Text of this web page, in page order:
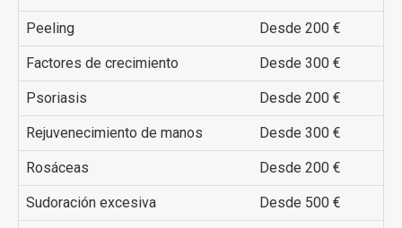
Peeling Desde 200 €
Factores de crecimiento Desde 300 €
Psoriasis Desde 200 €
Rejuvenecimiento de manos Desde 300 €
Rosáceas Desde 200 €
Sudoración excesiva Desde 500 €